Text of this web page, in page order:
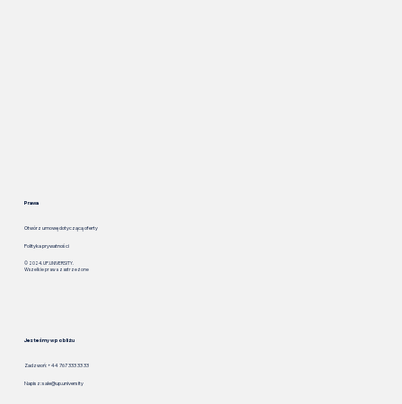
Prawa
Otwórz umowę dotyczącą oferty
Polityka prywatności
© 2024. UP.UNIVERSITY.
Wszelkie prawa zastrzeżone
Jesteśmy w pobliżu
Napisz:sale@up.university
Zadzwoń: +44 767 333 33 33